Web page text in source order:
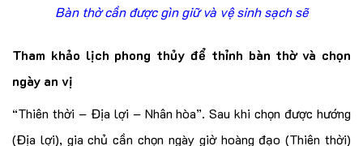
Bàn thờ cần được gìn giữ và vệ sinh sạch sẽ
Tham khảo lịch phong thủy để thỉnh bàn thờ và chọn
ngày an vị
“Thiên thời – Địa lợi – Nhân hòa”. Sau khi chọn được hướng
(Địa lợi), gia chủ cần chọn ngày giờ hoàng đạo (Thiên thời)